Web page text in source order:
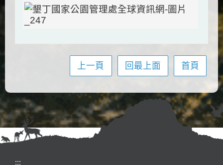
上一頁 回最上面 首頁
:::